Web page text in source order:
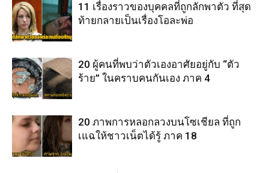
11 เรื่องราวของบุคคลที่ถูกลักพาตัว ที่สุด
ท้ายกลายเป็นเรื่องโอละพ่อ
20 ผู้คนที่พบว่าตัวเองอาศัยอยู่กับ “ตัว
ร้าย” ในคราบคนกันเอง ภาค 4
20 ภาพการหลอกลวงบนโซเชียล ที่ถูก
เแฉให้ชาวเน็ตได้รู้ ภาค 18